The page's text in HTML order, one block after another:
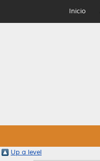
Inicio
Up a level